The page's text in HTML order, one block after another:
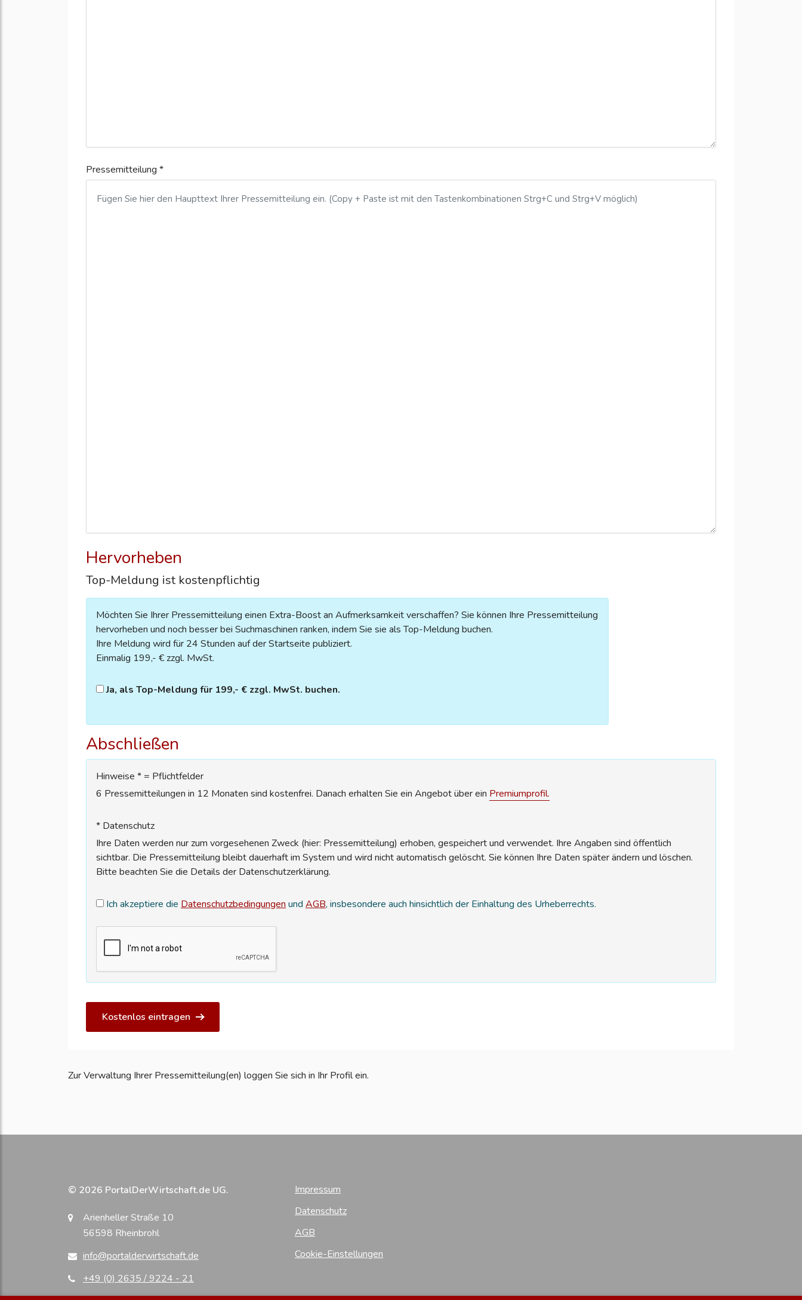
Pressemitteilung *
Hervorheben
Top-Meldung ist kostenpflichtig
Möchten Sie Ihrer Pressemitteilung einen Extra-Boost an Aufmerksamkeit verschaffen? Sie können Ihre Pressemitteilung
hervorheben und noch besser bei Suchmaschinen ranken, indem Sie sie als Top-Meldung buchen.
Ihre Meldung wird für 24 Stunden auf der Startseite publiziert.
Einmalig 199,- € zzgl. MwSt.
Ja, als Top-Meldung für 199,- € zzgl. MwSt. buchen.
Abschließen
Hinweise * = Pflichtfelder
6 Pressemitteilungen in 12 Monaten sind kostenfrei. Danach erhalten Sie ein Angebot über ein Premiumprofil.
* Datenschutz
Ihre Daten werden nur zum vorgesehenen Zweck (hier: Pressemitteilung) erhoben, gespeichert und verwendet. Ihre Angaben sind öffentlich
sichtbar. Die Pressemitteilung bleibt dauerhaft im System und wird nicht automatisch gelöscht. Sie können Ihre Daten später ändern und löschen.
Bitte beachten Sie die Details der Datenschutzerklärung.
Ich akzeptiere die Datenschutzbedingungenund AGB, insbesondere auch hinsichtlich der Einhaltung des Urheberrechts.
Kostenlos eintragen
Zur Verwaltung Ihrer Pressemitteilung(en) loggen Sie sich in Ihr Profil ein.
© 2026 PortalDerWirtschaft.de UG.
Arienheller Straße 10
56598 Rheinbrohl
info@portalderwirtschaft.de
+49 (0) 2635 / 9224 - 21
Impressum
Datenschutz
AGB
Cookie-Einstellungen